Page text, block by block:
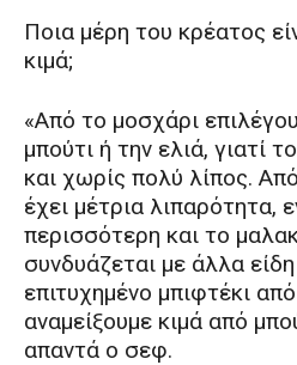
Ποια μέρη του κρέατος
κιμά;
«Aπό το μοσχάρι
μπούτι ή την ελιά, γιατί
και χωρίς πολύ λίπος.
έχει μέτρια λιπαρότητα,
περισσότερη και το
συνδυάζεται με άλλα
επιτυχημένο μπιφτέκι
αναμείξουμε κιμά από
απαντά ο σεφ.